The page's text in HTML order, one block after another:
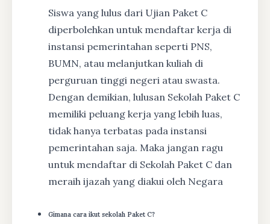
Siswa yang lulus dari Ujian Paket C
diperbolehkan untuk mendaftar kerja di
instansi pemerintahan seperti PNS,
BUMN, atau melanjutkan kuliah di
perguruan tinggi negeri atau swasta.
Dengan demikian, lulusan Sekolah Paket C
memiliki peluang kerja yang lebih luas,
tidak hanya terbatas pada instansi
pemerintahan saja. Maka jangan ragu
untuk mendaftar di Sekolah Paket C dan
meraih ijazah yang diakui oleh Negara
Gimana cara ikut sekolah Paket C?